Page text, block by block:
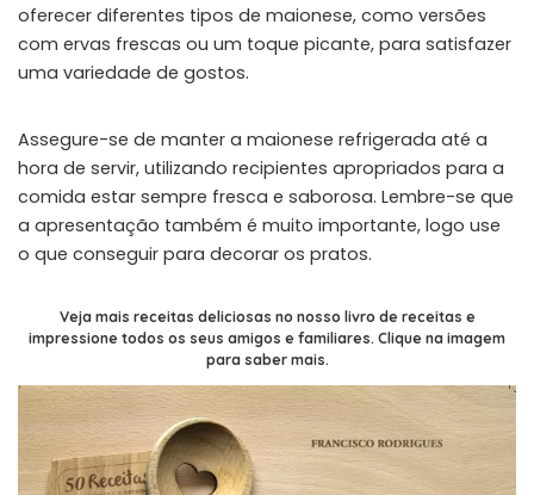
oferecer diferentes tipos de maionese, como versões
com ervas frescas ou um toque picante, para satisfazer
uma variedade de gostos.
Assegure-se de manter a maionese refrigerada até a
hora de servir, utilizando recipientes apropriados para a
comida estar sempre fresca e saborosa. Lembre-se que
a apresentação também é muito importante, logo use
o que conseguir para decorar os pratos.
Veja mais receitas deliciosas no nosso livro de receitas e
impressione todos os seus amigos e familiares. Clique na imagem
para saber mais.